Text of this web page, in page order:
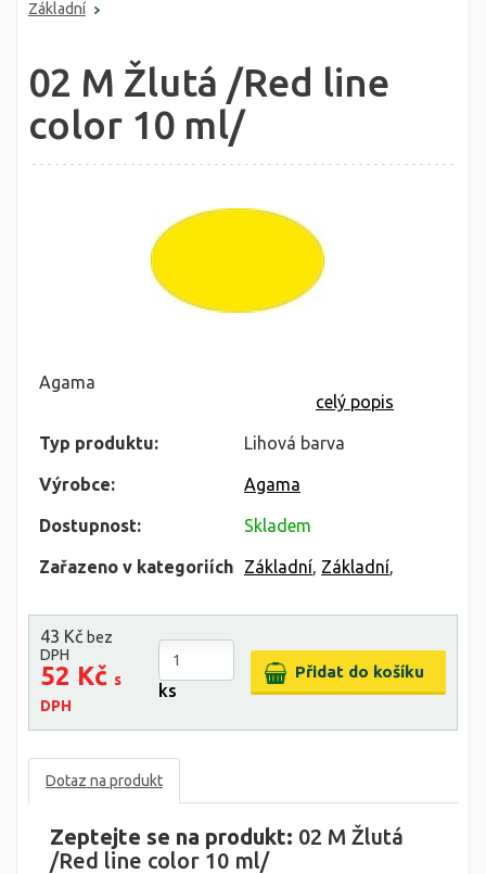
Základní
02 M Žlutá /Red line
color 10 ml/
Agama
celý popis
Typ produktu: Lihová barva
Výrobce: Agama
Dostupnost: Skladem
Zařazeno v kategoriích Základní, Základní,
43 Kč bez
DPH
52 Kč s
DPH
ks
Dotaz na produkt
Zeptejte se na produkt: 02 M Žlutá
/Red line color 10 ml/